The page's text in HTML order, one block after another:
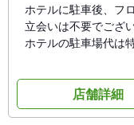
ホテルに駐車後、フ
立会いは不要でござ
ホテルの駐車場代は
店舗詳細